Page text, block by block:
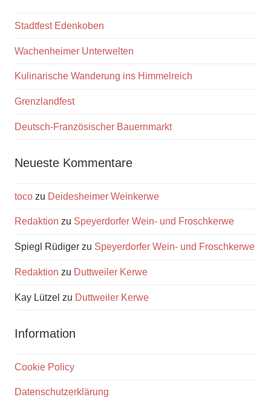
Stadtfest Edenkoben
Wachenheimer Unterwelten
Kulinarische Wanderung ins Himmelreich
Grenzlandfest
Deutsch-Französischer Bauernmarkt
Neueste Kommentare
toco zu Deidesheimer Weinkerwe
Redaktion zu Speyerdorfer Wein- und Froschkerwe
Spiegl Rüdiger zu Speyerdorfer Wein- und Froschkerwe
Redaktion zu Duttweiler Kerwe
Kay Lützel zu Duttweiler Kerwe
Information
Cookie Policy
Datenschutzerklärung